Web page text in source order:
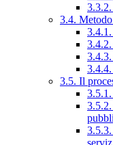
3.4.
3.5. Il